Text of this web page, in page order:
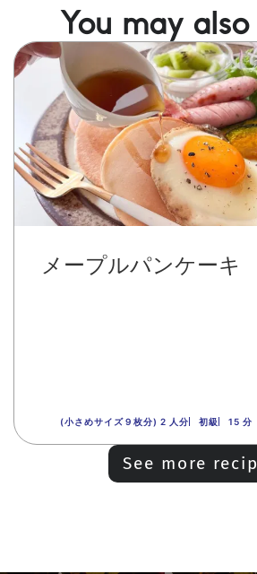
You may
Image
メープルパンケーキ
(小さめサイズ９枚分) 2 人分 初級 15 分
See more